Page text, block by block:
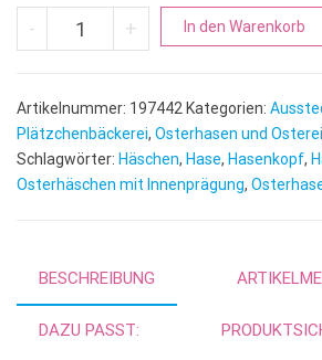
- Hase | Hasenkopf mit Innenprägung
+ In den Warenkorb
Artikelnummer: 197442 Kategorien:
Plätzchenbäckerei, Osterhasen und
Schlagwörter: Häschen, Hase, Hasenkopf,
Osterhäschen mit Innenprägung,
BESCHREIBUNG
DAZU PASST: